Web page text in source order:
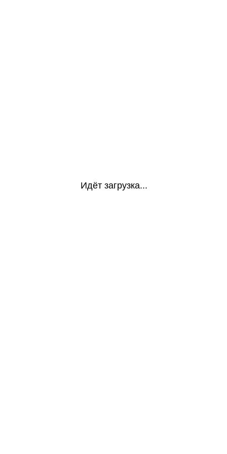
Идёт загрузка...